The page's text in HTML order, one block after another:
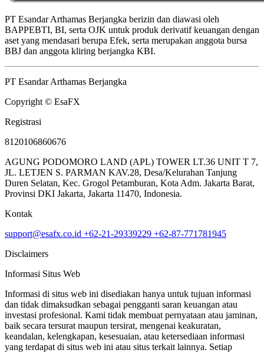
PT Esandar Arthamas Berjangka berizin dan diawasi oleh
BAPPEBTI, BI, serta OJK untuk produk derivatif keuangan dengan
aset yang mendasari berupa Efek, serta merupakan anggota bursa
BBJ dan anggota kliring berjangka KBI.
PT Esandar Arthamas Berjangka
Copyright © EsaFX
Registrasi
8120106860676
AGUNG PODOMORO LAND (APL) TOWER LT.36 UNIT T 7,
JL. LETJEN S. PARMAN KAV.28, Desa/Kelurahan Tanjung
Duren Selatan, Kec. Grogol Petamburan, Kota Adm. Jakarta Barat,
Provinsi DKI Jakarta, Jakarta 11470, Indonesia.
Kontak
support@esafx.co.id +62-21-29339229 +62-87-771781945
Disclaimers
Informasi Situs Web
Informasi di situs web ini disediakan hanya untuk tujuan informasi
dan tidak dimaksudkan sebagai pengganti saran keuangan atau
investasi profesional. Kami tidak membuat pernyataan atau jaminan,
baik secara tersurat maupun tersirat, mengenai keakuratan,
keandalan, kelengkapan, kesesuaian, atau ketersediaan informasi
yang terdapat di situs web ini atau situs terkait lainnya. Setiap